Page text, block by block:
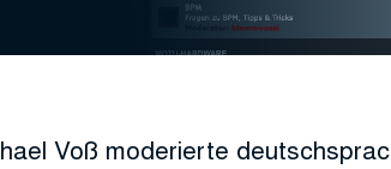
Voß moderierte